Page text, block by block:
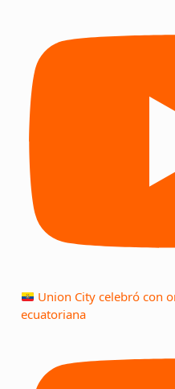
Union City celebró con
ecuatoriana